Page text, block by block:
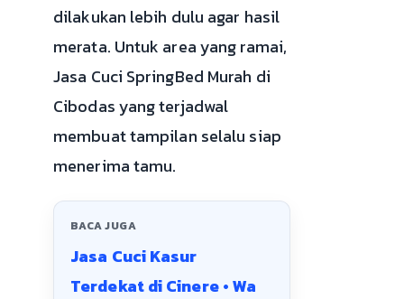
dilakukan lebih dulu agar hasil
merata. Untuk area yang ramai,
Jasa Cuci SpringBed Murah di
Cibodas yang terjadwal
membuat tampilan selalu siap
menerima tamu.
BACA JUGA
Jasa Cuci Kasur
Terdekat di Cinere • Wa